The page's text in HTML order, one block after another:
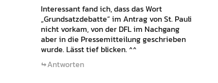
Interessant fand ich, dass das Wort
„Grundsatzdebatte“ im Antrag von St. Pauli
nicht vorkam, von der DFL im Nachgang
aber in die Pressemitteilung geschrieben
wurde. Lässt tief blicken. ^^
Antworten